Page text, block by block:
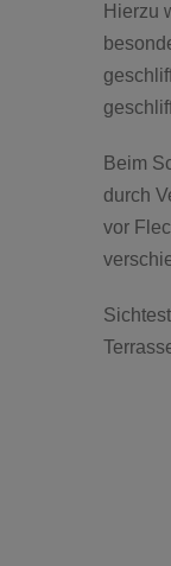
Hierzu
Beim
durch
vor